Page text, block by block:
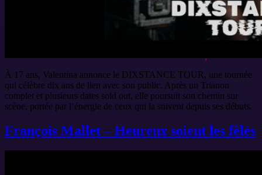
À 17 ans, Valentina annonce le DIXSTANCE TOUR, une tournée
qui célèbre dix ans de lien avec son public. Après un Trianon
complet et plusieurs dates sold out, elle poursuit son chemin sur
scène, portée par l’énergie de ceux qui la suivent depuis ses débuts.
François Mallet – Heureux soient les fêlés